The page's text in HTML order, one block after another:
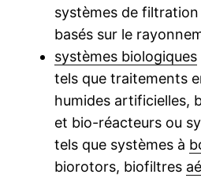
systèmes de
basés sur le
systèmes biologiques
tels que traitements
humides artificielles,
et bio-réacteurs ou
tels que systèmes à
biorotors, biofiltres